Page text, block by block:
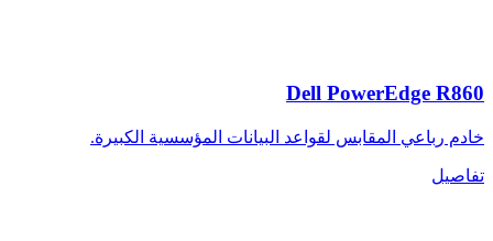
Dell PowerEdge R860
خادم رباعي المقابس لقواعد البيانات المؤسسية الكبيرة.
تفاصيل